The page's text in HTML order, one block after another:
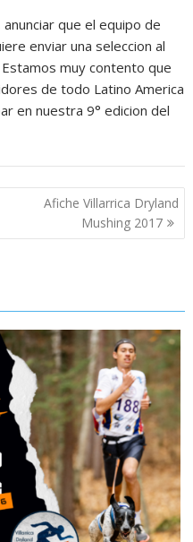
que el equipo de
enviar una seleccion al
muy contento que
de todo Latino America
en nuestra 9° edicion del
Afiche Villarrica Dryland
Mushing 2017